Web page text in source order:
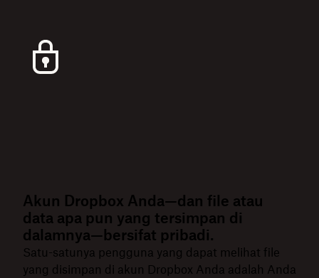
Akun Dropbox Anda—dan file atau
data apa pun yang tersimpan di
dalamnya—bersifat pribadi.
Satu-satunya pengguna yang dapat melihat file
yang disimpan di akun Dropbox Anda adalah Anda